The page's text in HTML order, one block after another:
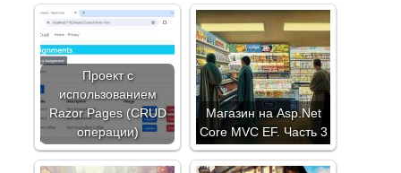
Проект с
использованием
Razor Pages (CRUD
операции)
Магазин на Asp.Net
Core MVC EF. Часть 3